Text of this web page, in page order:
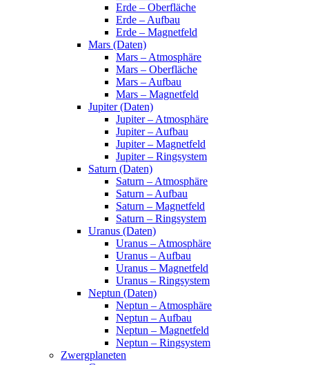
Erde – Oberfläche
Erde – Aufbau
Erde – Magnetfeld
Mars (Daten)
Mars – Atmosphäre
Mars – Oberfläche
Mars – Aufbau
Mars – Magnetfeld
Jupiter (Daten)
Jupiter – Atmosphäre
Jupiter – Aufbau
Jupiter – Magnetfeld
Jupiter – Ringsystem
Saturn (Daten)
Saturn – Atmosphäre
Saturn – Aufbau
Saturn – Magnetfeld
Saturn – Ringsystem
Uranus (Daten)
Uranus – Atmosphäre
Uranus – Aufbau
Uranus – Magnetfeld
Uranus – Ringsystem
Neptun (Daten)
Neptun – Atmosphäre
Neptun – Aufbau
Neptun – Magnetfeld
Neptun – Ringsystem
Zwergplaneten